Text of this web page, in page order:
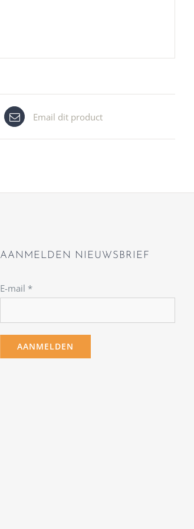
Email dit product
AANMELDEN NIEUWSBRIEF
E-mail *